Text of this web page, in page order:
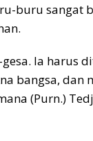
buru sangat
Ia harus
bangsa, dan
(Purn.)